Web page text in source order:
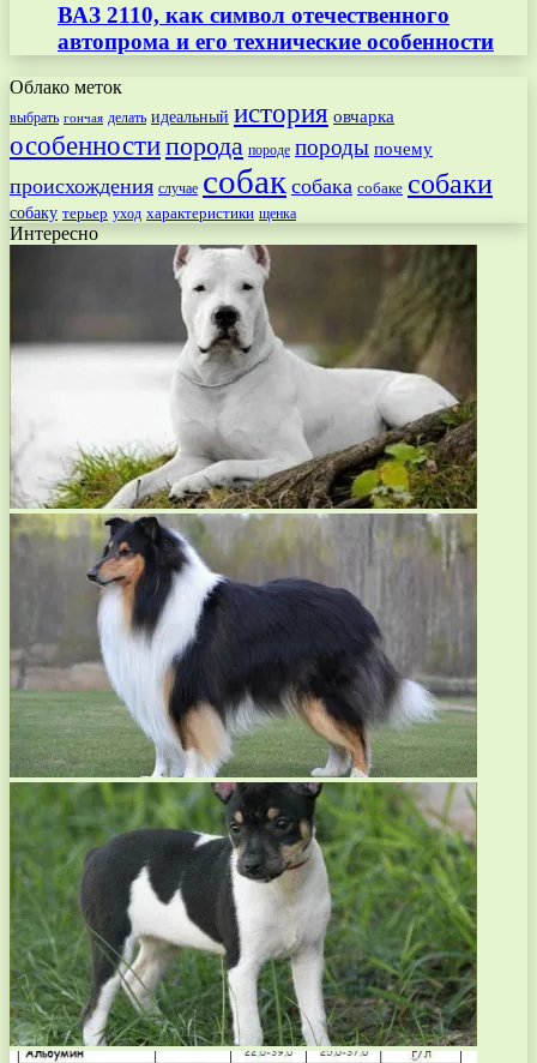
ВАЗ 2110, как символ отечественного
автопрома и его технические особенности
Облако меток
выбрать гончая делать идеальный история овчарка
особенностипорода породе породы почему
происхождения случае собак собака собаке собаки
собаку терьер уход характеристики щенка
Интересно